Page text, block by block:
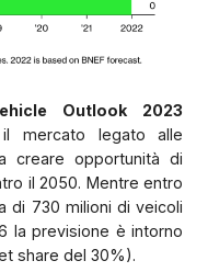
Outlook 2023
il mercato legato alle
creare opportunità di
il 2050. Mentre entro
di 730 milioni di veicoli
la previsione è intorno
share del 30%).